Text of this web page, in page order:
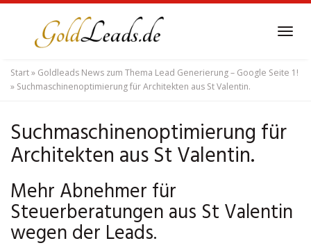
content
Start» Goldleads News zum Thema Lead Generierung – Google Seite 1!
» Suchmaschinenoptimierung für Architekten aus St Valentin.
Suchmaschinenoptimierung für
Architekten aus St Valentin.
Mehr Abnehmer für
Steuerberatungen aus St Valentin
wegen der Leads.